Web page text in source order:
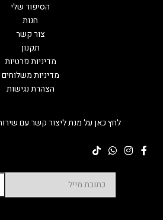
לחץ כאן על מנת ליצור קשר עם
הסיפור שלי
חנות
צור קשר
תקנון
מדיניות פרטיות
מדיניות משלוחים
הצהרת נגישות